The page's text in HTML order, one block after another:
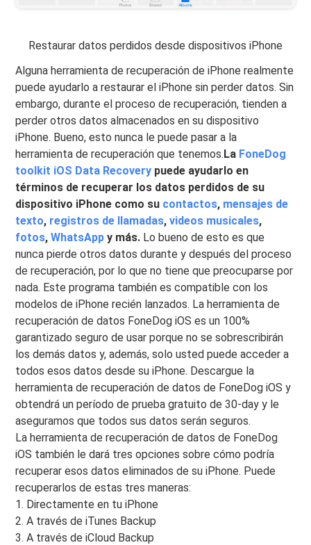
Restaurar datos perdidos desde dispositivos iPhone
Alguna herramienta de recuperación de iPhone realmente
puede ayudarlo a restaurar el iPhone sin perder datos. Sin
embargo, durante el proceso de recuperación, tienden a
perder otros datos almacenados en su dispositivo
iPhone. Bueno, esto nunca le puede pasar a la
herramienta de recuperación que tenemos.La FoneDog
toolkit iOS Data Recovery puede ayudarlo en
términos de recuperar los datos perdidos de su
dispositivo iPhone como su contactos, mensajes de
texto, registros de llamadas,videos musicales,
fotos,WhatsApp y más. Lo bueno de esto es que
nunca pierde otros datos durante y después del proceso
de recuperación, por lo que no tiene que preocuparse por
nada. Este programa también es compatible con los
modelos de iPhone recién lanzados. La herramienta de
recuperación de datos FoneDog iOS es un 100%
garantizado seguro de usar porque no se sobrescribirán
los demás datos y, además, solo usted puede acceder a
todos esos datos desde su iPhone. Descargue la
herramienta de recuperación de datos de FoneDog iOS y
obtendrá un período de prueba gratuito de 30-day y le
aseguramos que todos sus datos serán seguros.
La herramienta de recuperación de datos de FoneDog
iOS también le dará tres opciones sobre cómo podría
recuperar esos datos eliminados de su iPhone. Puede
recuperarlos de estas tres maneras:
1. Directamente en tu iPhone
2. A través de iTunes Backup
3. A través de iCloud Backup